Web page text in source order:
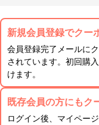
新規会員登録でクー
会員登録完了メールに
されています。初回購
けます。
既存会員の方にもク
ログイン後、マイペー